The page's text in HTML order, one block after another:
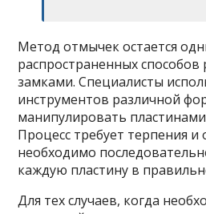
Метод отмычек остается
распространенных
замками. Специалисты
инструментов различной
манипулировать
Процесс требует терпения и
необходимо
каждую пластину в
Для тех случаев, когда